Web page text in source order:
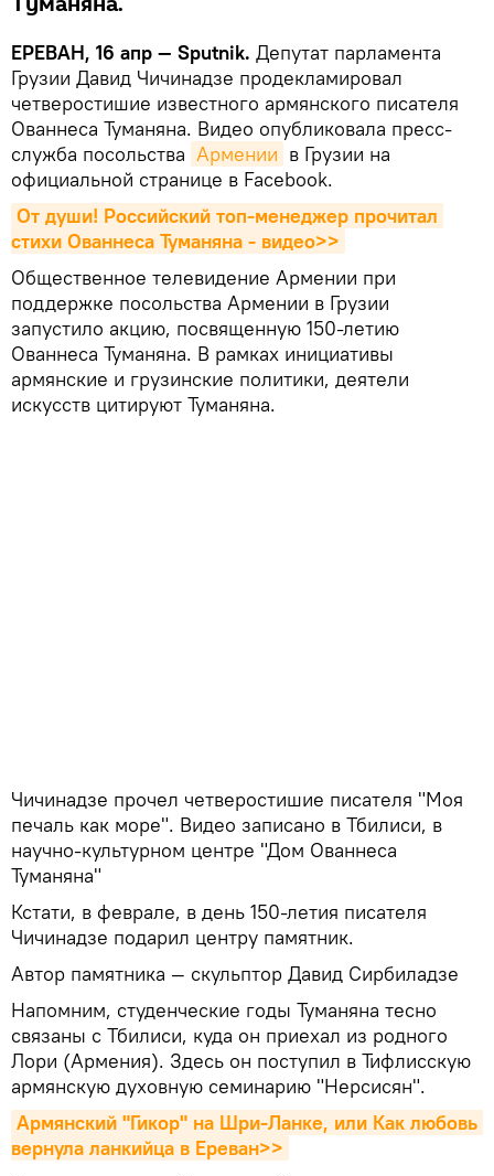
ЕРЕВАН, 16 апр — Sputnik. Депутат парламента
Грузии Давид Чичинадзе продекламировал
четверостишие известного армянского писателя
Ованнеса Туманяна. Видео опубликовала пресс-
служба посольства Армении в Грузии на
официальной странице в Facebook.
От души! Российский топ-менеджер прочитал
стихи Ованнеса Туманяна - видео>>
Общественное телевидение Армении при
поддержке посольства Армении в Грузии
запустило акцию, посвященную 150-летию
Ованнеса Туманяна. В рамках инициативы
армянские и грузинские политики, деятели
искусств цитируют Туманяна.
Чичинадзе прочел четверостишие писателя "Моя
печаль как море". Видео записано в Тбилиси, в
научно-культурном центре "Дом Ованнеса
Туманяна"
Кстати, в феврале, в день 150-летия писателя
Чичинадзе подарил центру памятник.
Автор памятника — скульптор Давид Сирбиладзе
Напомним, студенческие годы Туманяна тесно
связаны с Тбилиси, куда он приехал из родного
Лори (Армения). Здесь он поступил в Тифлисскую
армянскую духовную семинарию "Нерсисян".
Армянский "Гикор" на Шри-Ланке, или Как любовь
вернула ланкийца в Ереван>>